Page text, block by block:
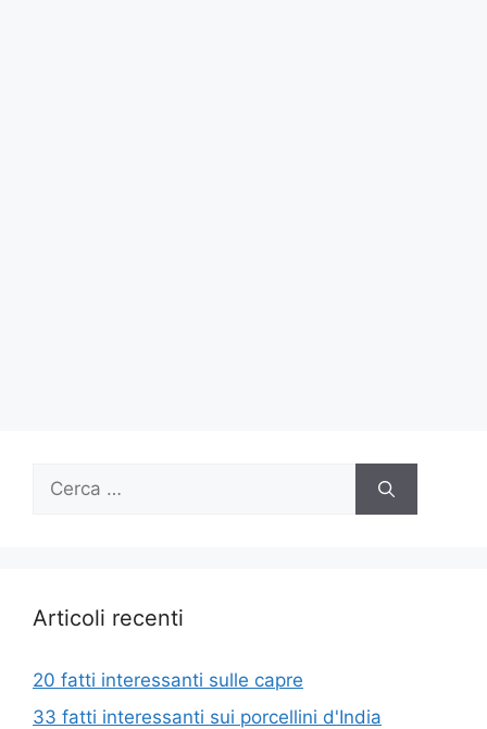
Ricerca
Articoli recenti
20 fatti interessanti sulle capre
33 fatti interessanti sui porcellini d'India